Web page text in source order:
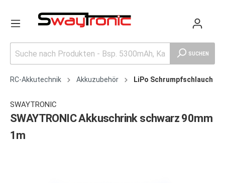
SUCHEN
RC-Akkutechnik Akkuzubehör LiPo Schrumpfschlauch
SWAYTRONIC
SWAYTRONIC Akkuschrink schwarz 90mm
1m